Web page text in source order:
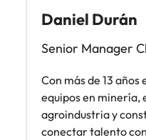
Daniel Durán
Senior Manager
Con más de 13
equipos en minería,
agroindustria y
conectar talento